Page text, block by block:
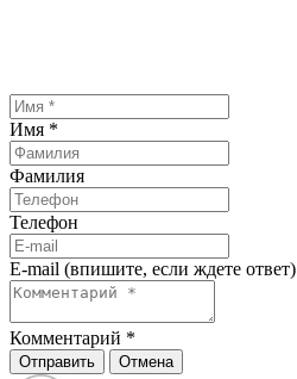
Имя *
Фамилия
Телефон
E-mail (впишите, если ждете ответ)
Комментарий *
Отправить Отмена